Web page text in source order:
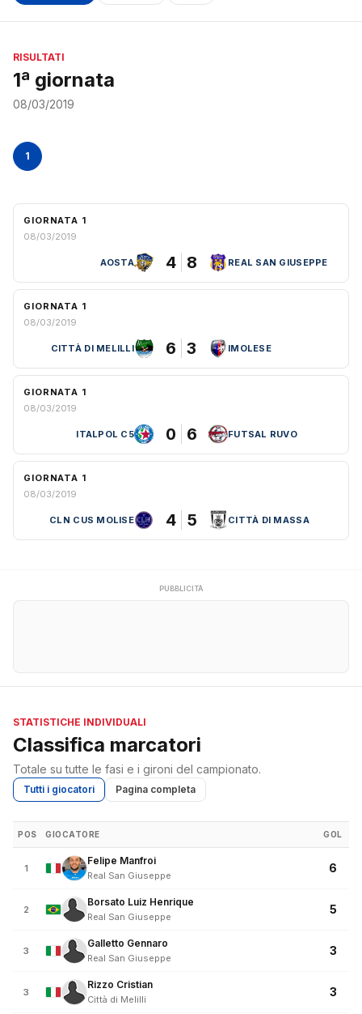
RISULTATI
1ª giornata
08/03/2019
1
GIORNATA 1
08/03/2019
AOSTA 4 8 REAL SAN GIUSEPPE
GIORNATA 1
08/03/2019
CITTÀ DI MELILLI 6 3 IMOLESE
GIORNATA 1
08/03/2019
ITALPOL C5 0 6 FUTSAL RUVO
GIORNATA 1
08/03/2019
CLN CUS MOLISE 4 5 CITTÀ DI MASSA
PUBBLICITÀ
STATISTICHE INDIVIDUALI
Classifica marcatori
Totale su tutte le fasi e i gironi del campionato.
Tutti i giocatori Pagina completa
POS GIOCATORE GOL
1
Felipe Manfroi
Real San Giuseppe
6
2
Borsato Luiz Henrique
Real San Giuseppe
5
3
Galletto Gennaro
Real San Giuseppe
3
3
Rizzo Cristian
Città di Melilli
3